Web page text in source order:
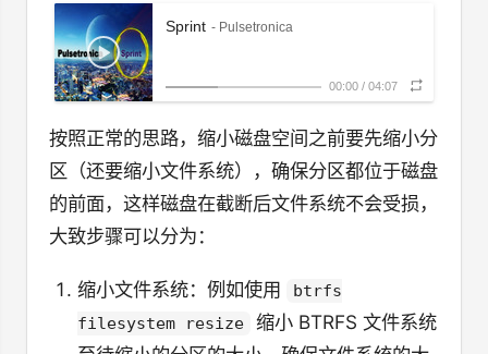
Sprint - Pulsetronica
00:00 / 04:07
按照正常的思路，缩小磁盘空间之前要先缩小分
区（还要缩小文件系统），确保分区都位于磁盘
的前面，这样磁盘在截断后文件系统不会受损，
大致步骤可以分为：
缩小文件系统：例如使用
btrfs
filesystem resize
缩小 BTRFS 文件系统